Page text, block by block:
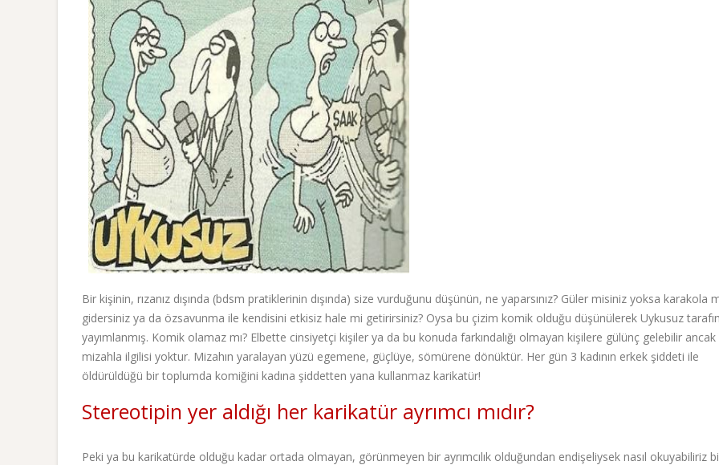
Bir kişinin, rızanız dışında (bdsm pratiklerinin dışında) size vurduğunu düşünün, ne yaparsınız? Güler misiniz yoksa karakola
gidersiniz ya da özsavunma ile kendisini etkisiz hale mi getirirsiniz? Oysa bu çizim komik olduğu düşünülerek Uykusuz
yayımlanmış. Komik olamaz mı? Elbette cinsiyetçi kişiler ya da bu konuda farkındalığı olmayan kişilere gülünç gelebilir
mizahla ilgilisi yoktur. Mizahın yaralayan yüzü egemene, güçlüye, sömürene dönüktür. Her gün 3 kadının erkek şiddeti ile
öldürüldüğü bir toplumda komiğini kadına şiddetten yana kullanmaz karikatür!
Stereotipin yer aldığı her karikatür ayrımcı mıdır?
Peki ya bu karikatürde olduğu kadar ortada olmayan, görünmeyen bir ayrımcılık olduğundan endişeliysek nasıl okuyabiliriz